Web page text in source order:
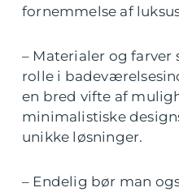
fornemmelse af
– Materialer og farver
rolle i
en bred vifte af
minimalistiske
unikke løsninger.
– Endelig bør man